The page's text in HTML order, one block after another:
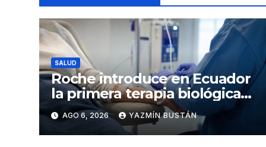
SALUD
Roche introduce en Ecuador
la primera terapia biológica
de precisión capaz de
detener el daño renal por
nefritis lúpica
AGO 6, 2026 YAZMÍN BUSTÁN